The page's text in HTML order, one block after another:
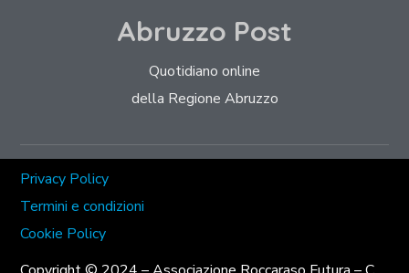
Abruzzo Post
Quotidiano online
della Regione Abruzzo
Privacy Policy
Termini e condizioni
Cookie Policy